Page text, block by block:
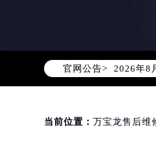
官网公告>
2026年
2026年8
万宝龙官
2026年8
北京市东
当前位置： 万宝龙售后维